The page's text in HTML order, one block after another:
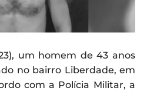
um homem de 43 anos
no bairro Liberdade, em
com a Polícia Militar, a